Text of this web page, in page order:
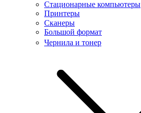
Стационарные компьютеры
Принтеры
Сканеры
Большой формат
Чернила и тонер